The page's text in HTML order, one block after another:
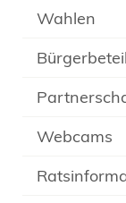
Wahlen
Webcams